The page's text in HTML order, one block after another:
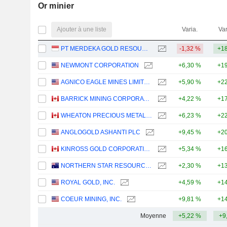
Or minier
Ajouter à une liste Varia.
PT MERDEKA GOLD RESOURCES TBK -1,32 %
NEWMONT CORPORATION +6,30 %
AGNICO EAGLE MINES LIMITED +5,90 %
BARRICK MINING CORPORATION +4,22 %
WHEATON PRECIOUS METALS CORP. +6,23 %
ANGLOGOLD ASHANTI PLC +9,45 %
KINROSS GOLD CORPORATION +5,34 %
NORTHERN STAR RESOURCES LIMITED +2,30 %
ROYAL GOLD, INC. +4,59 %
COEUR MINING, INC. +9,81 %
Moyenne +5,22 %